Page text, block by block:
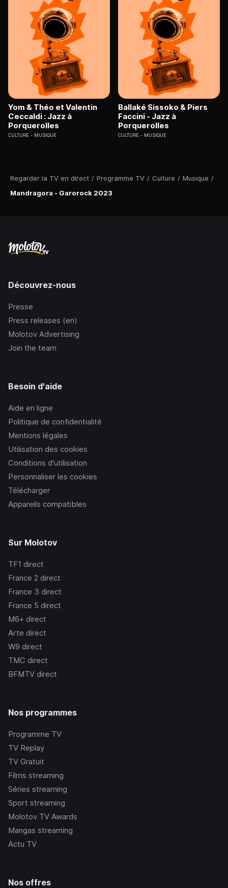
Regarder la TV en direct / Programme TV / Culture / Musique /
Mandragora - Garorock 2023
Yom & Théo et Valentin
Ceccaldi : Jazz à
Porquerolles
CULTURE MUSIQUE
Ballaké Sissoko & Piers
Faccini - Jazz à
Porquerolles
CULTURE MUSIQUE
Découvrez-nous
Presse
Press releases (en)
Molotov Advertising
Join the team
Besoin d'aide
Aide en ligne
Politique de confidentialité
Mentions légales
Utilisation des cookies
Conditions d’utilisation
Personnaliser les cookies
Télécharger
Appareils compatibles
Sur Molotov
TF1 direct
France 2 direct
France 3 direct
France 5 direct
M6+ direct
Arte direct
W9 direct
TMC direct
BFMTV direct
Nos programmes
Programme TV
TV Replay
TV Gratuit
Films streaming
Séries streaming
Sport streaming
Molotov TV Awards
Mangas streaming
Actu TV
Nos offres